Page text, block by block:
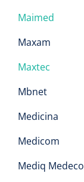
Maimed
Maxam
Maxtec
Mbnet
Medicina
Medicom
Mediq Medeco